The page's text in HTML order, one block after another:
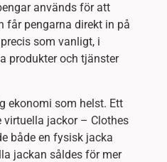
används för att
får pengarna direkt in på
som vanligt, i
produkter och tjänster
ekonomi som helst. Ett
jackor – Clothes
både en fysisk jacka
jackan såldes för mer